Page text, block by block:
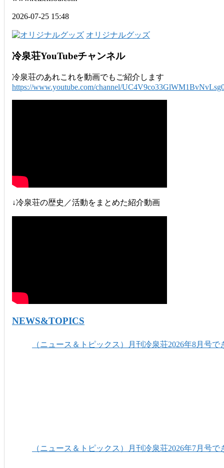
2026-07-25 15:48
オリジナルグッズ
冷泉荘YouTubeチャンネル
冷泉荘のあれこれを動画でもご紹介します
https://www.youtube.com/channel/
↓冷泉荘の歴史／活動をまとめた紹介動画
NEWS&TOPICS
（ニュース＆トピックス）月刊冷泉荘2026年8月号で
（ニュース＆トピックス）月刊冷泉荘2026年7月号で